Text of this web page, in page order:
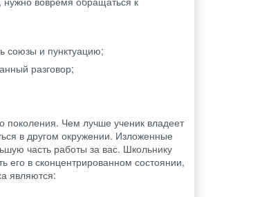
союзы и пунктуацию;
разговор;
поколения. Чем лучше ученик владеет
в другом окружении. Изложенные
часть работы за вас. Школьнику
его в сконцентрированном состоянии,
являются: